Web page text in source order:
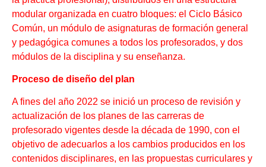
modular organizada en cuatro bloques: el Ciclo Básico
Común, un módulo de asignaturas de formación general
y pedagógica comunes a todos los profesorados, y dos
módulos de la disciplina y su enseñanza.
Proceso de diseño del plan
A fines del año 2022 se inició un proceso de revisión y
actualización de los planes de las carreras de
profesorado vigentes desde la década de 1990, con el
objetivo de adecuarlos a los cambios producidos en los
contenidos disciplinares, en las propuestas curriculares y